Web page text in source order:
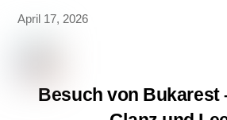
April 17, 2026
Besuch von Bukarest